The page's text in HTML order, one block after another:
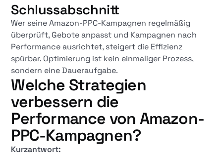
Schlussabschnitt
Wer seine Amazon-PPC-Kampagnen regelmäßig
überprüft, Gebote anpasst und Kampagnen nach
Performance ausrichtet, steigert die Effizienz
spürbar. Optimierung ist kein einmaliger Prozess,
sondern eine Daueraufgabe.
Welche Strategien
verbessern die
Performance von Amazon-
PPC-Kampagnen?
Kurzantwort: